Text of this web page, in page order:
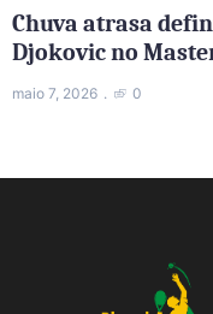
Chuva atrasa
Djokovic no
maio 7, 2026 0